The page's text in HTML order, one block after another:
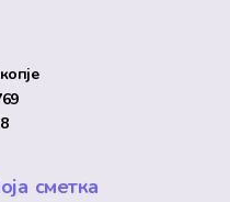
сметка